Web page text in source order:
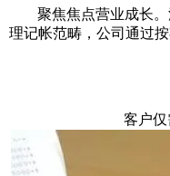
聚焦焦点营业成长。沉
理记帐范畴，公司通过
客户仅需